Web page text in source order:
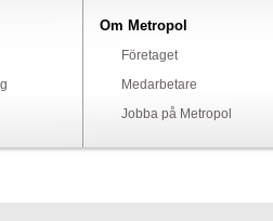
Om Metropol
Företaget
Medarbetare
Jobba på Metropol